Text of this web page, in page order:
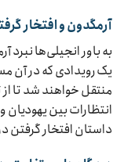
آرمگدون و افتخار
به باور انجیلی‌ها
یک رویدادی که در آن
منتقل خواهند شد تا
انتظارات بین
داستان افتخار گرفتن